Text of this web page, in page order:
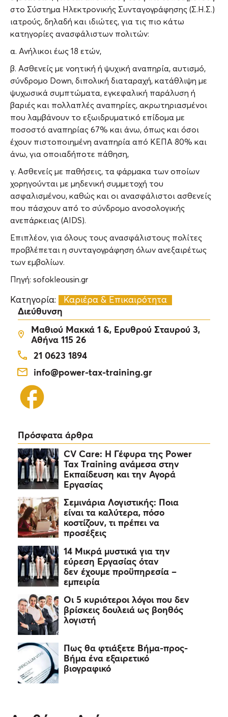
στο Σύστημα Ηλεκτρονικής Συνταγογράφησης (Σ.Η.Σ.)
ιατρούς, δηλαδή και ιδιώτες, για τις πιο κάτω
κατηγορίες ανασφάλιστων πολιτών:
α. Ανήλικοι έως 18 ετών,
β. Ασθενείς με νοητική ή ψυχική αναπηρία, αυτισμό,
σύνδρομο Down, διπολική διαταραχή, κατάθλιψη με
ψυχωσικά συμπτώματα, εγκεφαλική παράλυση ή
βαριές και πολλαπλές αναπηρίες, ακρωτηριασμένοι
που λαμβάνουν το εξωιδρυματικό επίδομα με
ποσοστό αναπηρίας 67% και άνω, όπως και όσοι
έχουν πιστοποιημένη αναπηρία από ΚΕΠΑ 80% και
άνω, για οποιαδήποτε πάθηση,
γ. Ασθενείς με παθήσεις, τα φάρμακα των οποίων
χορηγούνται με μηδενική συμμετοχή του
ασφαλισμένου, καθώς και οι ανασφάλιστοι ασθενείς
που πάσχουν από το σύνδρομο ανοσολογικής
ανεπάρκειας (AIDS).
Επιπλέον, για όλους τους ανασφάλιστους πολίτες
προβλέπεται η συνταγογράφηση όλων ανεξαιρέτως
των εμβολίων.
Πηγή: sofokleousin.gr
Κατηγορία: Καριέρα & Επικαιρότητα
Διεύθυνση
Μαθιού Μακκά 1 &, Ερυθρού Σταυρού 3,
Αθήνα 115 26
21 0623 1894
info@power-tax-training.gr
Πρόσφατα άρθρα
CV Care: Η Γέφυρα της Power
Tax Training ανάμεσα στην
Εκπαίδευση και την Αγορά
Εργασίας
Σεμινάρια Λογιστικής: Ποια
είναι τα καλύτερα, πόσο
κοστίζουν, τι πρέπει να
προσέξεις
14 Μικρά μυστικά για την
εύρεση Εργασίας όταν
δεν έχουμε προϋπηρεσία –
εμπειρία
Οι 5 κυριότεροι λόγοι που δεν
βρίσκεις δουλειά ως βοηθός
λογιστή
Πως θα φτιάξετε Βήμα-προς-
Βήμα ένα εξαιρετικό
βιογραφικό